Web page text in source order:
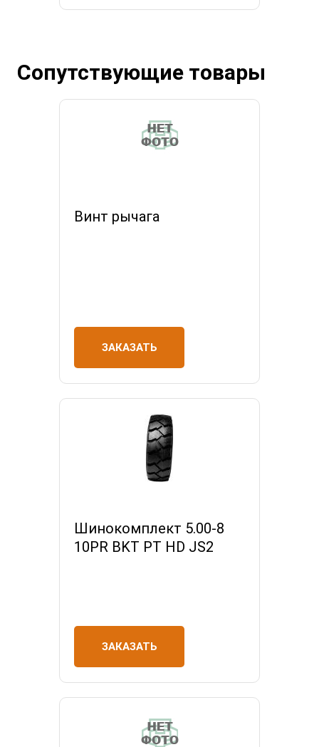
Сопутствующие товары
Винт рычага
ЗАКАЗАТЬ
Шинокомплект 5.00-8
10PR BKT PT HD JS2
ЗАКАЗАТЬ